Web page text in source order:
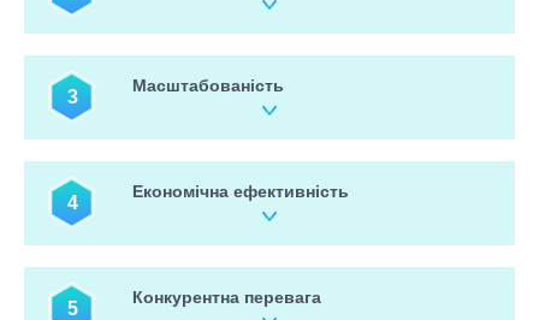
кіберзлочинців. Водночас спеціалізовані застосунки менш
уразливі до атак, оскільки вони створюються з урахуванням
конкретних вимог безпеки.
3
Масштабованість
актуальними та ефективними в міру розширення компанії. Це
означає, що компаніям не потрібно турбуватися про те, що
вони переростуть своє програмне забезпечення, або його
доведеться часто замінювати.
4
Економічна ефективність
довгостроковій перспективі вони можуть бути більш
рентабельними. Підприємства можуть не платити за
5
Конкурентна перевага